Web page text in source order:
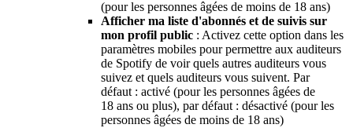
(pour les personnes âgées de moins de 18 ans)
Afficher ma liste d'abonnés et de suivis sur
mon profil public : Activez cette option dans les
paramètres mobiles pour permettre aux auditeurs
de Spotify de voir quels autres auditeurs vous
suivez et quels auditeurs vous suivent. Par
défaut : activé (pour les personnes âgées de
18 ans ou plus), par défaut : désactivé (pour les
personnes âgées de moins de 18 ans)